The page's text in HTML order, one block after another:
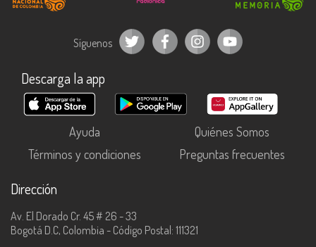
Síguenos
Descarga la app
Ayuda
Quiénes Somos
Términos y condiciones
Preguntas frecuentes
Dirección
Av. El Dorado Cr. 45 # 26 - 33
Bogotá D.C, Colombia - Código Postal: 111321